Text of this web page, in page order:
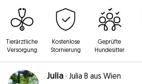
Tierärztliche
Versorgung
Kostenlose
Stornierung
Geprüfte
Hundesitter
Julia · Julia B aus Wien